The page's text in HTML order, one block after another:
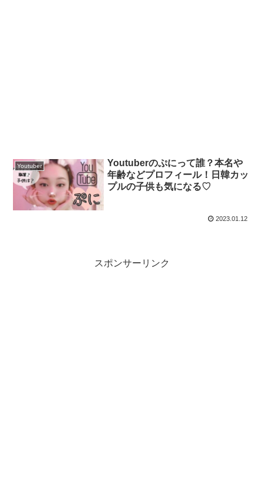
Youtuber
Youtuberのぷにって誰？本名や
年齢などプロフィール！日韓カッ
プルの子供も気になる♡
2023.01.12
スポンサーリンク